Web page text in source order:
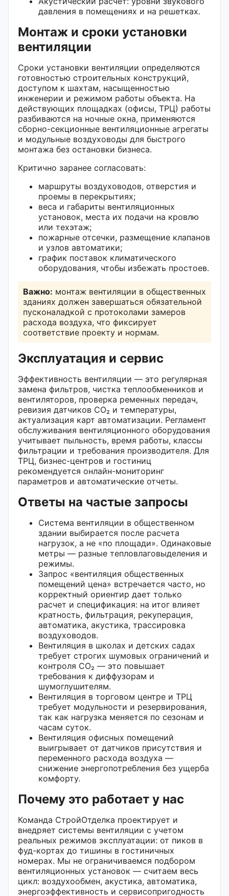
давления в помещениях и на решетках.
Монтаж и сроки установки
вентиляции
Сроки установки вентиляции определяются
готовностью строительных конструкций,
доступом к шахтам, насыщенностью
инженерии и режимом работы объекта. На
действующих площадках (офисы, ТРЦ) работы
разбиваются на ночные окна, применяются
сборно-секционные вентиляционные агрегаты
и модульные воздуховоды для быстрого
монтажа без остановки бизнеса.
Критично заранее согласовать:
маршруты воздуховодов, отверстия и
проемы в перекрытиях;
веса и габариты вентиляционных
установок, места их подачи на кровлю
или техэтаж;
пожарные отсечки, размещение клапанов
и узлов автоматики;
график поставок климатического
оборудования, чтобы избежать простоев.
Важно: монтаж вентиляции в общественных
зданиях должен завершаться обязательной
пусконаладкой с протоколами замеров
расхода воздуха, что фиксирует
соответствие проекту и нормам.
Эксплуатация и сервис
Эффективность вентиляции — это регулярная
замена фильтров, чистка теплообменников и
вентиляторов, проверка ременных передач,
ревизия датчиков CO₂ и температуры,
актуализация карт автоматизации. Регламент
обслуживания вентиляционного оборудования
учитывает пыльность, время работы, классы
фильтрации и требования производителя. Для
ТРЦ, бизнес-центров и гостиниц
рекомендуется онлайн-мониторинг
параметров и автоматические отчеты.
Ответы на частые запросы
Система вентиляции в общественном
здании выбирается после расчета
нагрузок, а не «по площади». Одинаковые
метры — разные тепловлаговыделения и
режимы.
Запрос «вентиляция общественных
помещений цена» встречается часто, но
корректный ориентир дает только
расчет и спецификация: на итог влияет
кратность, фильтрация, рекуперация,
автоматика, акустика, трассировка
воздуховодов.
Вентиляция в школах и детских садах
требует строгих шумовых ограничений и
контроля CO₂ — это повышает
требования к диффузорам и
шумоглушителям.
Вентиляция в торговом центре и ТРЦ
требует модульности и резервирования,
так как нагрузка меняется по сезонам и
часам суток.
Вентиляция офисных помещений
выигрывает от датчиков присутствия и
переменного расхода воздуха —
снижение энергопотребления без ущерба
комфорту.
Почему это работает у нас
Команда СтройОтделка проектирует и
внедряет системы вентиляции с учетом
реальных режимов эксплуатации: от пиков в
фуд-кортах до тишины в гостиничных
номерах. Мы не ограничиваемся подбором
вентиляционных установок — считаем весь
цикл: воздухообмен, акустика, автоматика,
энергоэффективность и сервисопригодность